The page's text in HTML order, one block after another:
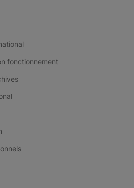
fonctionnement